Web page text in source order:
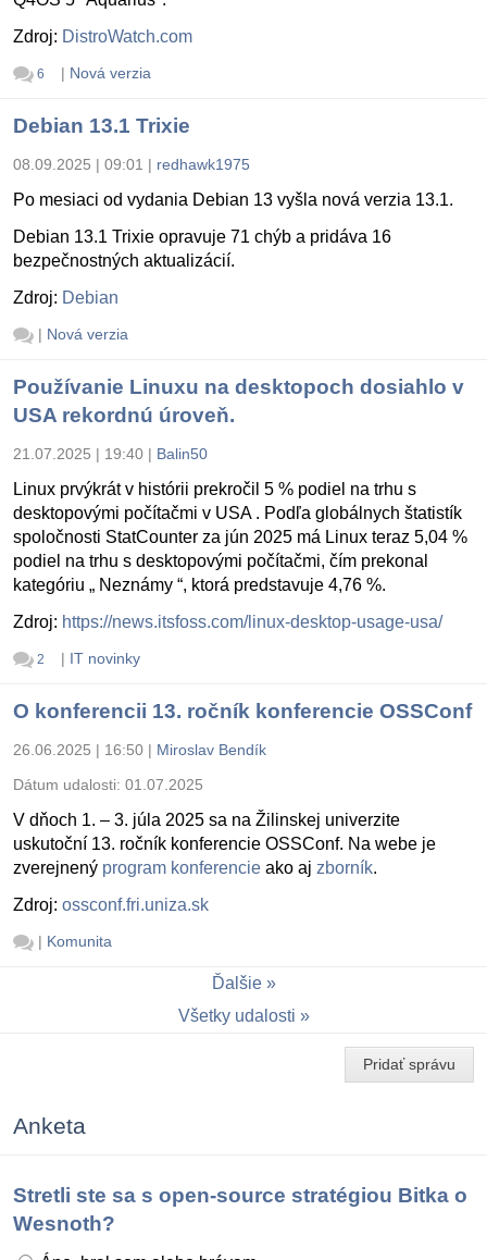
Zdroj: DistroWatch.com
6 | Nová verzia
Debian 13.1 Trixie
08.09.2025 | 09:01 | redhawk1975
Po mesiaci od vydania Debian 13 vyšla nová verzia 13.1.
Debian 13.1 Trixie opravuje 71 chýb a pridáva 16
bezpečnostných aktualizácií.
Zdroj: Debian
| Nová verzia
Používanie Linuxu na desktopoch dosiahlo v
USA rekordnú úroveň.
21.07.2025 | 19:40 | Balin50
Linux prvýkrát v histórii prekročil 5 % podiel na trhu s
desktopovými počítačmi v USA . Podľa globálnych štatistík
spoločnosti StatCounter za jún 2025 má Linux teraz 5,04 %
podiel na trhu s desktopovými počítačmi, čím prekonal
kategóriu „ Neznámy “, ktorá predstavuje 4,76 %.
Zdroj: https://news.itsfoss.com/linux-desktop-usage-usa/
2 | IT novinky
O konferencii 13. ročník konferencie OSSConf
26.06.2025 | 16:50 | Miroslav Bendík
Dátum udalosti: 01.07.2025
V dňoch 1. – 3. júla 2025 sa na Žilinskej univerzite
uskutoční 13. ročník konferencie OSSConf. Na webe je
zverejnený program konferencie ako aj zborník.
Zdroj: ossconf.fri.uniza.sk
| Komunita
Ďalšie
Všetky udalosti
Pridať správu
Anketa
Stretli ste sa s open-source stratégiou Bitka o
Wesnoth?